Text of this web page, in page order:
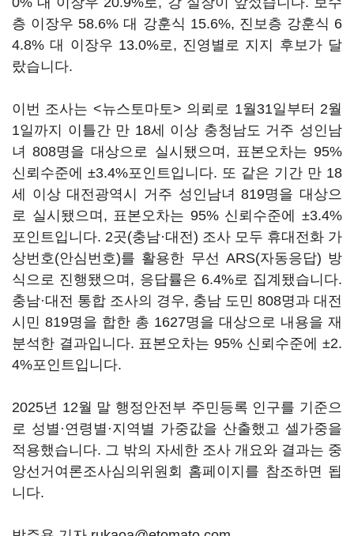
층 이장우 58.6% 대 강훈식 15.6%, 진보층 강훈식 6
4.8% 대 이장우 13.0%로, 진영별로 지지 후보가 달
랐습니다.
이번 조사는 <뉴스토마토> 의뢰로 1월31일부터 2월
1일까지 이틀간 만 18세 이상 충청남도 거주 성인남
녀 808명을 대상으로 실시됐으며, 표본오차는 95%
신뢰수준에 ±3.4%포인트입니다. 또 같은 기간 만 18
세 이상 대전광역시 거주 성인남녀 819명을 대상으
로 실시됐으며, 표본오차는 95% 신뢰수준에 ±3.4%
포인트입니다. 2곳(충남·대전) 조사 모두 휴대전화 가
상번호(안심번호)를 활용한 무선 ARS(자동응답) 방
식으로 진행됐으며, 응답률은 6.4%로 집계됐습니다.
충남·대전 통합 조사의 경우, 충남 도민 808명과 대전
시민 819명을 합한 총 1627명을 대상으로 내용을 재
분석한 결과입니다. 표본오차는 95% 신뢰수준에 ±2.
4%포인트입니다.
2025년 12월 말 행정안전부 주민등록 인구를 기준으
로 성별·연령별·지역별 가중값을 산출했고 셀가중을
적용했습니다. 그 밖의 자세한 조사 개요와 결과는 중
앙선거여론조사심의위원회 홈페이지를 참조하면 됩
니다.